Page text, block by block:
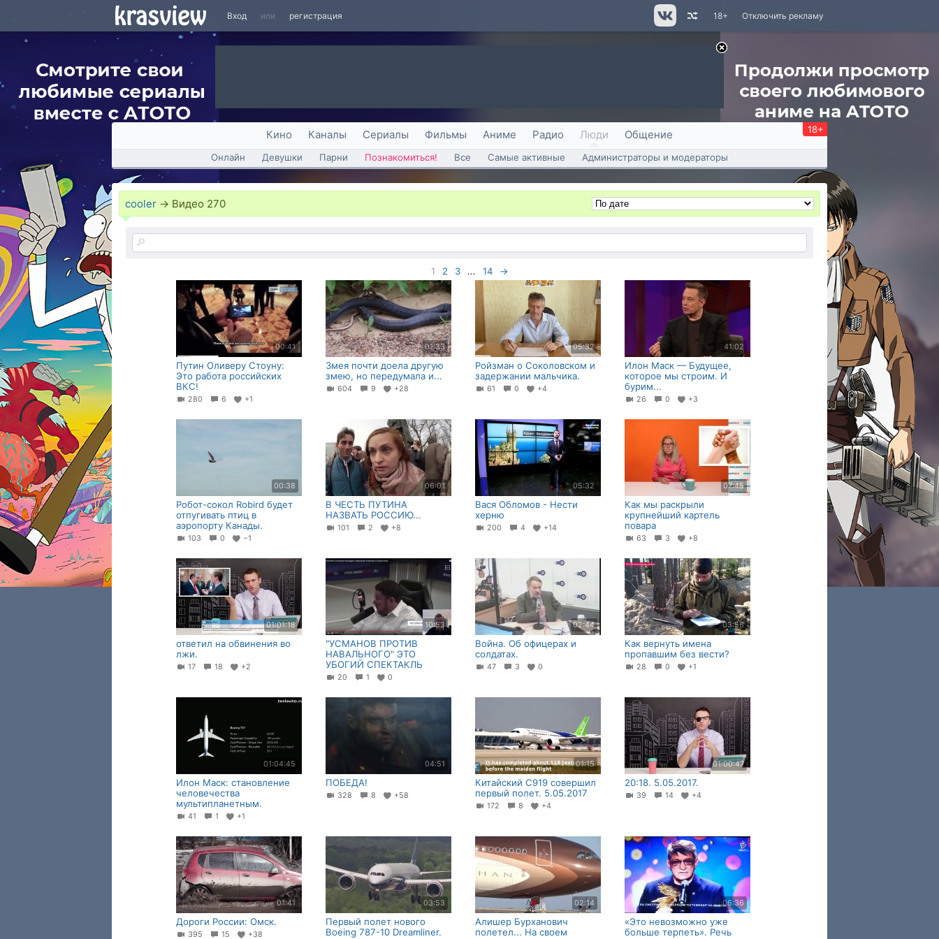
Вход или регистрация Отключить рекламу
18+
Кино Каналы Сериалы Фильмы Аниме Радио Люди Общение 18+
Онлайн Девушки Парни Познакомиться! Все Самые активные Администраторы и модераторы
cooler → Видео 270
1 2 3 ... 14 →
00:41
Путин Оливеру Стоуну:
Это работа российских
ВКС!
280 6 +1
01:33
Змея почти доела другую
змею, но передумала и...
604 9 +28
05:32
Ройзман о Соколовском и
задержании мальчика.
61 0 +4
41:02
Илон Маск — Будущее,
которое мы строим. И
бурим...
26 0 +3
00:38
Робот-сокол Robird будет
отпугивать птиц в
аэропорту Канады.
103 0 −1
06:01
В ЧЕСТЬ ПУТИНА
НАЗВАТЬ РОССИЮ...
101 2 +8
05:32
Вася Обломов - Нести
херню
200 4 +14
07:45
Как мы раскрыли
крупнейший картель
повара
63 3 +8
01:01:18
ответил на обвинения во
лжи.
17 18 +2
10:53
"УСМАНОВ ПРОТИВ
НАВАЛЬНОГО" ЭТО
УБОГИЙ СПЕКТАКЛЬ
20 1 0
02:44
Война. Об офицерах и
солдатах.
47 3 0
03:56
Как вернуть имена
пропавшим без вести?
28 0 +1
01:04:45
Илон Маск: становление
человечества
мультипланетным.
41 1 +1
04:51
ПОБЕДА!
328 8 +58
01:15
Китайский C919 совершил
первый полет. 5.05.2017
172 8 +4
01:00:47
20:18. 5.05.2017.
39 14 +4
01:41
Дороги России: Омск.
395 15 +38
03:53
Первый полет нового
Boeing 787-10 Dreamliner.
02:14
Алишер Бурханович
полетел... На своем
06:36
«Это невозможно уже
больше терпеть». Речь